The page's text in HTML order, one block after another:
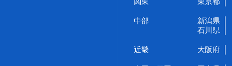
中部 新潟県
石川県
近畿 大阪府